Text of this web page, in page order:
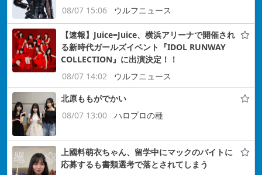
08/07 15:06
ウルフニュース
【速報】Juice=Juice、横浜アリーナで開催され
る新時代ガールズイベント『IDOL RUNWAY
COLLECTION』に出演決定！！
08/07 14:02
ウルフニュース
北原ももがでかい
08/07 13:00
ハロプロの種
上國料萌衣ちゃん、留学中にマックのバイトに
応募するも書類選考で落とされてしまう